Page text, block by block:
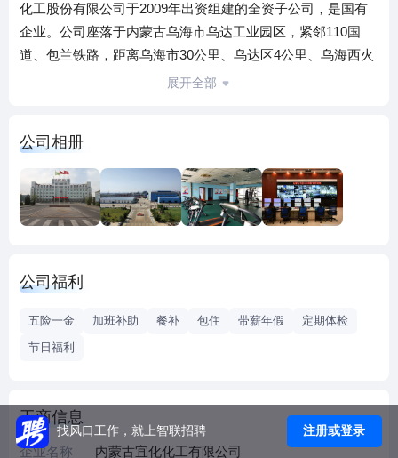
化工股份有限公司于2009年出资组建的全资子公司，是国有
企业。公司座落于内蒙古乌海市乌达工业园区，紧邻110国
道、包兰铁路，距离乌海市30公里、乌达区4公里、乌海西火
车站2公里，地理位置优越，交通十分便利。公司以化工产品
量，增加企业经济效益，2018年公司成立工程指挥部，新建
15万吨/年PVC聚合及8万吨/年电解装置，预计此技改项目于
2021年竣工投产
展开全部
公司相册
公司福利
五险一金 加班补助 餐补 包住 带薪年假
定期体检
节日福利
工商信息
企业名称 内蒙古宜化化工有限公司
找风口工作，就上智联招聘 注册或登录